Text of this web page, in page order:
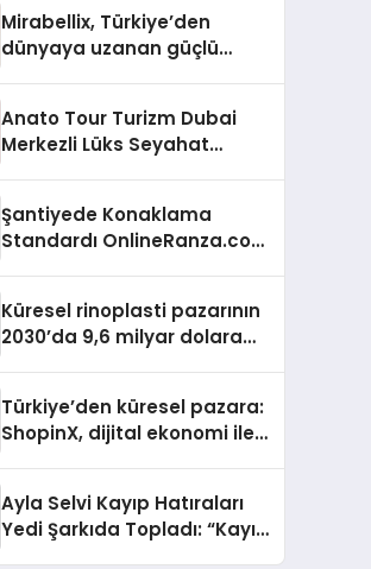
Mirabellix, Türkiye’den
dünyaya uzanan güçlü
Anato Tour Turizm Dubai
Merkezli Lüks Seyahat
Şantiyede Konaklama
Standardı OnlineRanza.com
Küresel rinoplasti pazarının
2030’da 9,6 milyar dolara
Türkiye’den küresel pazara:
ShopinX, dijital ekonomi ile
Ayla Selvi Kayıp Hatıraları
Yedi Şarkıda Topladı: “Kayıp